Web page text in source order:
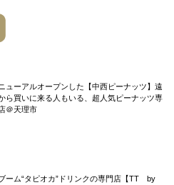
ューアルオープンした【中西ピーナッツ】遠
ら買いに来る人もいる、超人気ピーナッツ専
＠天理市
ーム“タピオカ”ドリンクの専門店【TT by